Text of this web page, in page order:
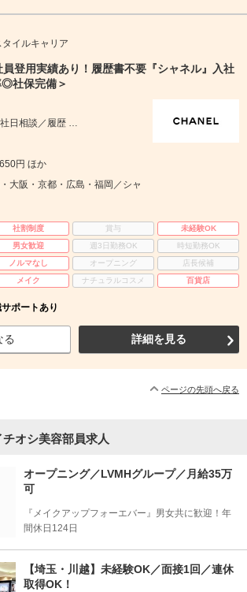
イルキャリア
員登用実績あり！履歴書不要『シャネル』入社
◎社保完備＞
社日相談／履歴 …
円 ほか
大阪・京都・広島・福岡／シャ
社割制度 賞与
未経験OK
男女歓迎 週3日勤務OK
時短勤務OK
ノルマなし オープニング
店長候補
メイク ナチュラルコスメ 百貨店
ポートあり
る 詳細を見る
ページの先頭へ戻る
オシ美容部員求人
オープニング／LVMHグループ／月給35万
可
『メイクアップフォーエバー』男女共に歓迎！年
間休日124日
【埼玉・川越】未経験OK／面接1回／連休
取得OK！